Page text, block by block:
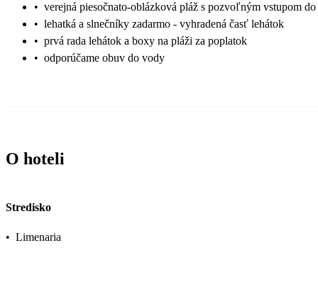
• verejná piesočnato-oblázková pláž s pozvoľným vstupom do
• lehatká a slnečníky zadarmo - vyhradená časť lehátok
• prvá rada lehátok a boxy na pláži za poplatok
• odporúčame obuv do vody
O hoteli
Stredisko
• Limenaria